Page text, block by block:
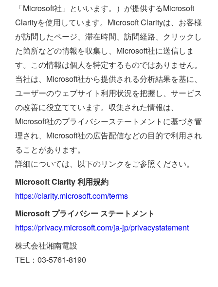
「Microsoft社」といいます。）が提供するMicrosoft
Clarityを使用しています。Microsoft Clarityは、お客様
が訪問したページ、滞在時間、訪問経路、クリックし
た箇所などの情報を収集し、Microsoft社に送信しま
す。この情報は個人を特定するものではありません。
当社は、Microsoft社から提供される分析結果を基に、
ユーザーのウェブサイト利用状況を把握し、サービス
の改善に役立てています。収集された情報は、
Microsoft社のプライバシーステートメントに基づき管
理され、Microsoft社の広告配信などの目的で利用され
ることがあります。
詳細については、以下のリンクをご参照ください。
Microsoft Clarity 利用規約
https://clarity.microsoft.com/terms
Microsoft プライバシー ステートメント
https://privacy.microsoft.com/ja-jp/privacystatement
株式会社湘南電設
TEL：03-5761-8190